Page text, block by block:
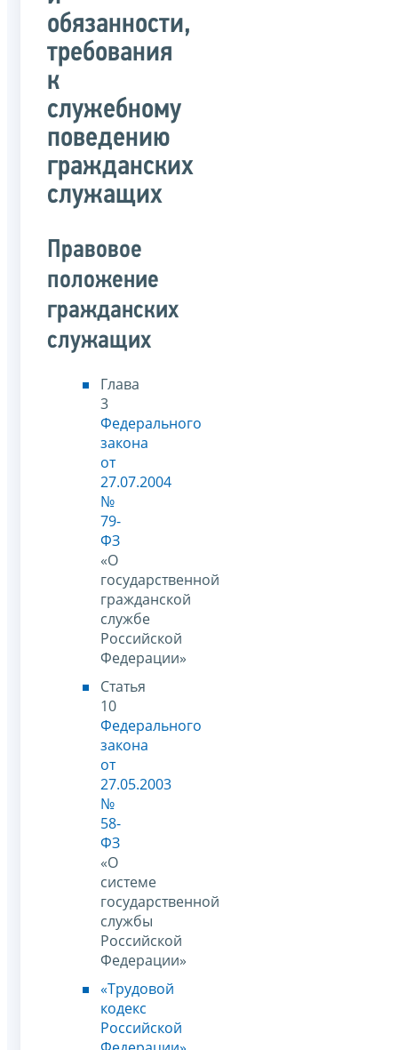
обязанности,
требования
к
служебному
поведению
гражданских
служащих
Правовое
положение
гражданских
служащих
Глава
3
Федерального
закона
от
27.07.2004
№
79-
ФЗ
«О
государственной
гражданской
службе
Российской
Федерации»
Статья
10
Федерального
закона
от
27.05.2003
№
58-
ФЗ
«О
системе
государственной
службы
Российской
Федерации»
«Трудовой
кодекс
Российской